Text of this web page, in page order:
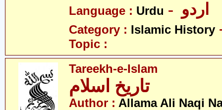
Language : Urdu
Category : Islamic History
Topic :
Tareekh-e-Islam
تاریخ اسلام
Author : Allama Ali Naqi